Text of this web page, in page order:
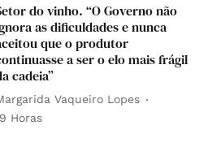
do vinho. “O Governo não
as dificuldades e nunca
que o produtor
a ser o elo mais frágil
cadeia”
Vaqueiro Lopes
Horas